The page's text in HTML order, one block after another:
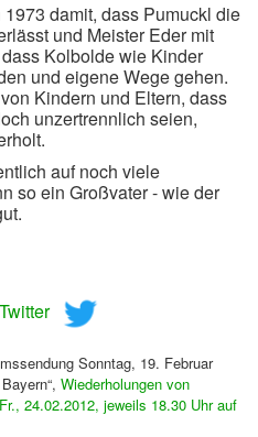
damit, dass Pumuckl die
und Meister Eder mit
Kolbolde wie Kinder
und eigene Wege gehen.
Kindern und Eltern, dass
unzertrennlich seien,
auf noch viele
so ein Großvater - wie der
Twitter
Sonntag, 19. Februar
Wiederholungen von
24.02.2012, jeweils 18.30 Uhr auf